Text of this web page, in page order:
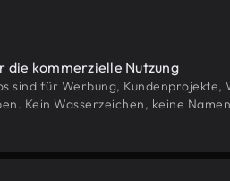
die kommerzielle Nutzung
sind für Werbung, Kundenprojekte,
Kein Wasserzeichen, keine